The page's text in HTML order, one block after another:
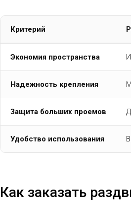
Критерий
Экономия пространства
Надежность крепления
Защита больших проемов
Удобство использования
Как заказать